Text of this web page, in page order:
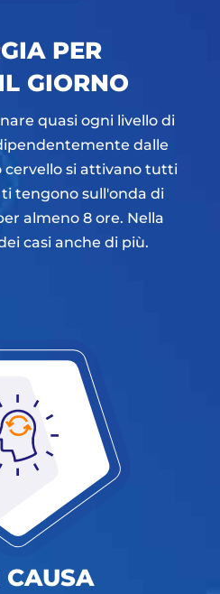
PER
GIORNO
quasi ogni livello di
dalle
cervello si attivano tutti
tengono sull'onda di
almeno 8 ore. Nella
casi anche di più.
CAUSA